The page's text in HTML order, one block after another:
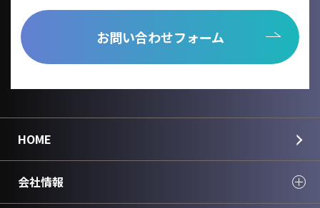
お問い合わせフォーム
HOME
会社情報